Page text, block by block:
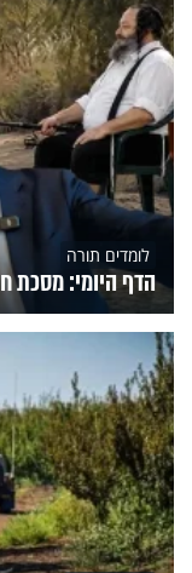
לומדים תורה
הדף היומי: מסכת